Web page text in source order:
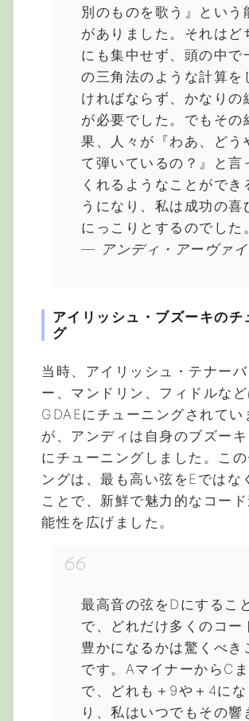
別のものを歌う』という
がありました。それはど
にも集中せず、頭の中で
の三角法のような計算を
ければならず、かなりの
が必要でした。でもその
果、人々が『わあ、どう
て弾いているの？』と言
くれるようなことができ
うになり、私は成功の喜
にっこりとするのでした。
― アンディ・アーヴァ
アイリッシュ・ブズーキのチ
グ
当時、アイリッシュ・テナーバ
ー、マンドリン、フィドルな
GDAEにチューニングされてい
が、アンディは自身のブズー
にチューニングしました。こ
ングは、最も高い弦をEではな
ことで、新鮮で魅力的なコー
能性を広げました。
最高音の弦をDにするこ
で、どれだけ多くのコー
豊かになるかは驚くべき
です。AマイナーからCま
で、どれも＋9や＋4にな
り、私はいつでもその響